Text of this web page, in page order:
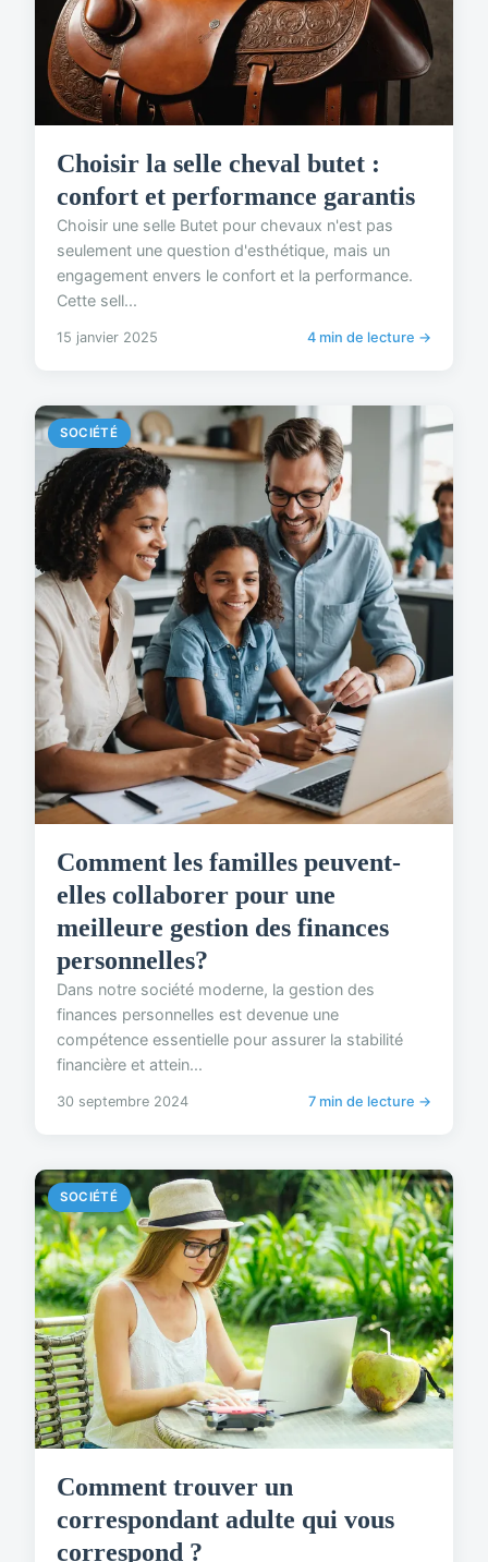
Choisir la selle cheval butet :
confort et performance garantis
Choisir une selle Butet pour chevaux n'est pas
seulement une question d'esthétique, mais un
engagement envers le confort et la performance.
Cette sell...
15 janvier 2025 4 min de lecture →
SOCIÉTÉ
Comment les familles peuvent-
elles collaborer pour une
meilleure gestion des finances
personnelles?
Dans notre société moderne, la gestion des
finances personnelles est devenue une
compétence essentielle pour assurer la stabilité
financière et attein...
30 septembre 2024 7 min de lecture →
SOCIÉTÉ
Comment trouver un
correspondant adulte qui vous
correspond ?